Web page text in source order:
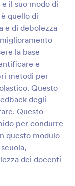
il suo modo di
quello di
e di debolezza
la base
e
metodi per
Questo
degli
Questo
per condurre
questo modulo
dei docenti
a
anche a
come la
può essere
o
potrai
identificando
e